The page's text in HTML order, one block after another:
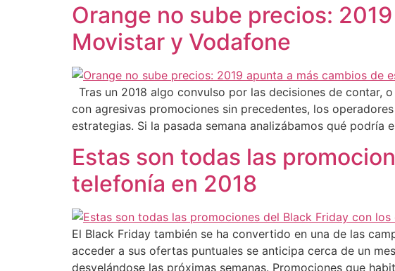
Orange no sube precios:
Movistar y Vodafone
Tras un 2018 algo convulso por las decisiones de
con agresivas promociones sin precedentes, los
estrategias. Si la pasada semana analizábamos qué podría
Estas son todas las
telefonía en 2018
El Black Friday también se ha convertido en una de las
acceder a sus ofertas puntuales se anticipa cerca de un
desvelándose las próximas semanas. Promociones que